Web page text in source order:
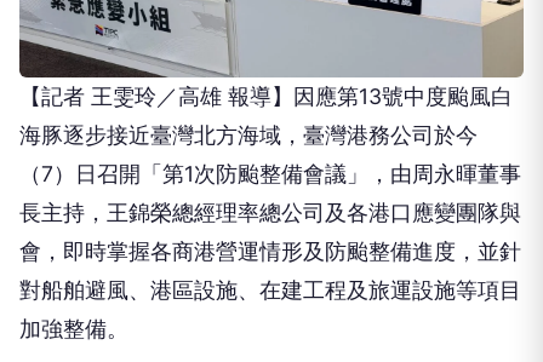
【記者 王雯玲／高雄 報導】因應第13號中度颱風白
海豚逐步接近臺灣北方海域，臺灣港務公司於今
（7）日召開「第1次防颱整備會議」，由周永暉董事
長主持，王錦榮總經理率總公司及各港口應變團隊與
會，即時掌握各商港營運情形及防颱整備進度，並針
對船舶避風、港區設施、在建工程及旅運設施等項目
加強整備。